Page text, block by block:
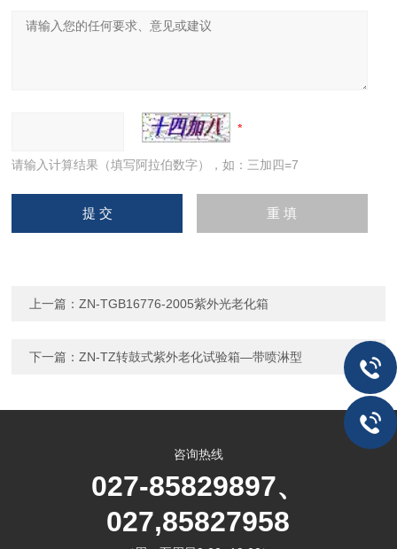
请输入计算结果（填写阿拉伯数字），如：三加四=7
上一篇：ZN-TGB16776-2005紫外光老化箱
下一篇：ZN-TZ转鼓式紫外老化试验箱—带喷淋型
咨询热线
027-85829897、
027,85827958